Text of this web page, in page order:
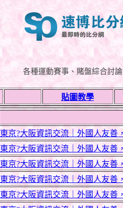
各種運動賽事、賭盤綜合討論
貼圖教學
東京?大阪資訊交流｜外國人友善
東京?大阪資訊交流｜外國人友善
東京?大阪資訊交流｜外國人友善
東京?大阪資訊交流｜外國人友善
東京?大阪資訊交流｜外國人友善